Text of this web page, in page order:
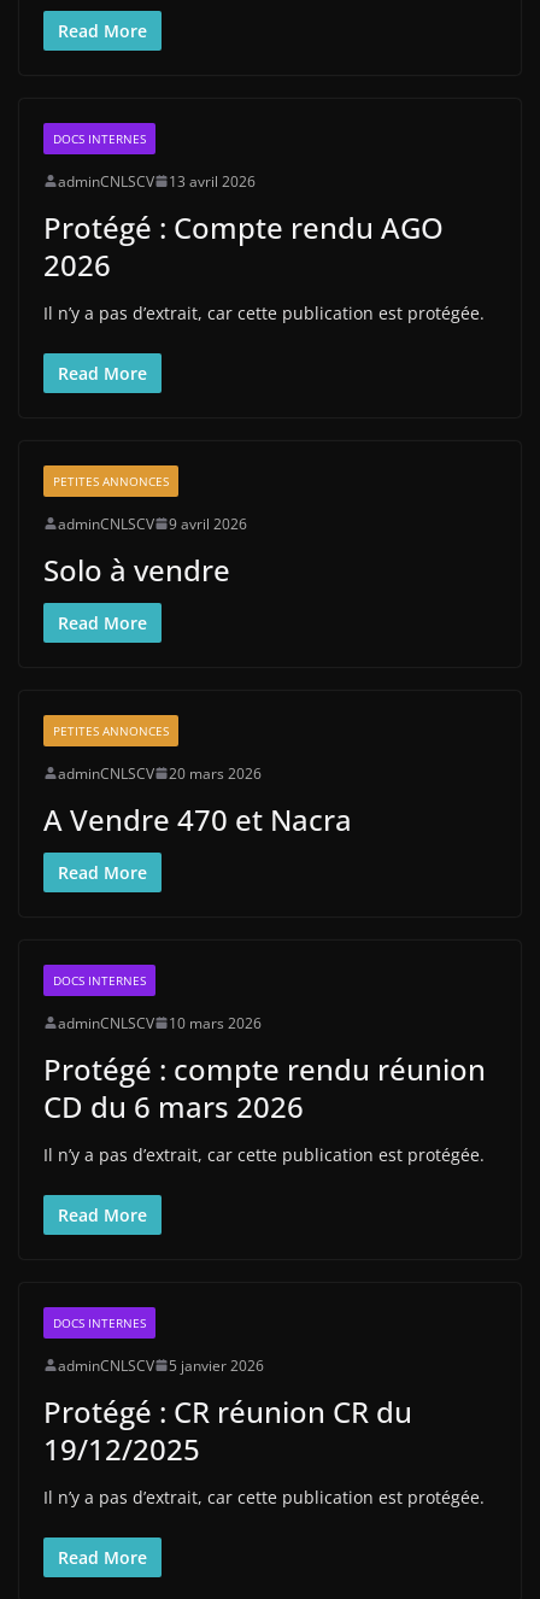
Read More
DOCS INTERNES
adminCNLSCV 13 avril 2026
Protégé : Compte rendu AGO
2026
Il n’y a pas d’extrait, car cette publication est protégée.
Read More
PETITES ANNONCES
adminCNLSCV 9 avril 2026
Solo à vendre
Read More
PETITES ANNONCES
adminCNLSCV 20 mars 2026
A Vendre 470 et Nacra
Read More
DOCS INTERNES
adminCNLSCV 10 mars 2026
Protégé : compte rendu réunion
CD du 6 mars 2026
Il n’y a pas d’extrait, car cette publication est protégée.
Read More
DOCS INTERNES
adminCNLSCV 5 janvier 2026
Protégé : CR réunion CR du
19/12/2025
Il n’y a pas d’extrait, car cette publication est protégée.
Read More